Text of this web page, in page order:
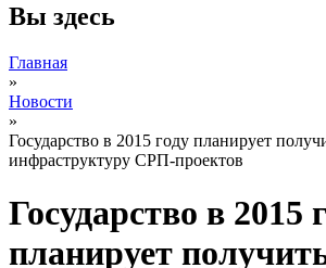
Вы здесь
Главная
»
Новости
»
Государство в 2015 году планирует
инфраструктуру СРП-проектов
Государство в 2015
планирует